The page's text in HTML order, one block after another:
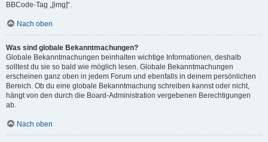
BBCode-Tag „[img]“.
Nach oben
Was sind globale Bekanntmachungen?
Globale Bekanntmachungen beinhalten wichtige Informationen, deshalb
solltest du sie so bald wie möglich lesen. Globale Bekanntmachungen
erscheinen ganz oben in jedem Forum und ebenfalls in deinem persönlichen
Bereich. Ob du eine globale Bekanntmachung schreiben kannst oder nicht,
hängt von den durch die Board-Administration vergebenen Berechtigungen
ab.
Nach oben